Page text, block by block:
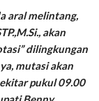
aral melintang,
akan
dilingkungan
mutasi akan
pukul 09.00